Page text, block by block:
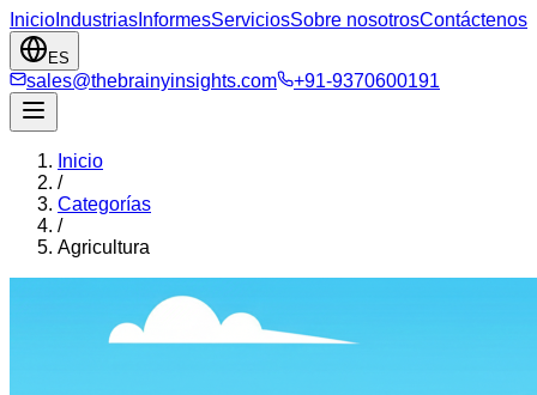
Inicio Industrias InformesServiciosSobre nosotrosContáctenos
ES
sales@thebrainyinsights.com +91-9370600191
Inicio
/
Categorías
/
Agricultura